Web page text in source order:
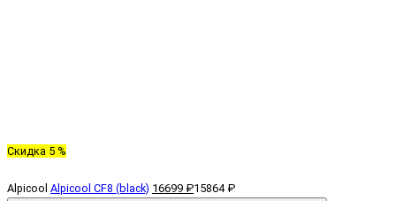
Скидка 5 %
Alpicool Alpicool CF8 (black) 16699 ₽15864 ₽